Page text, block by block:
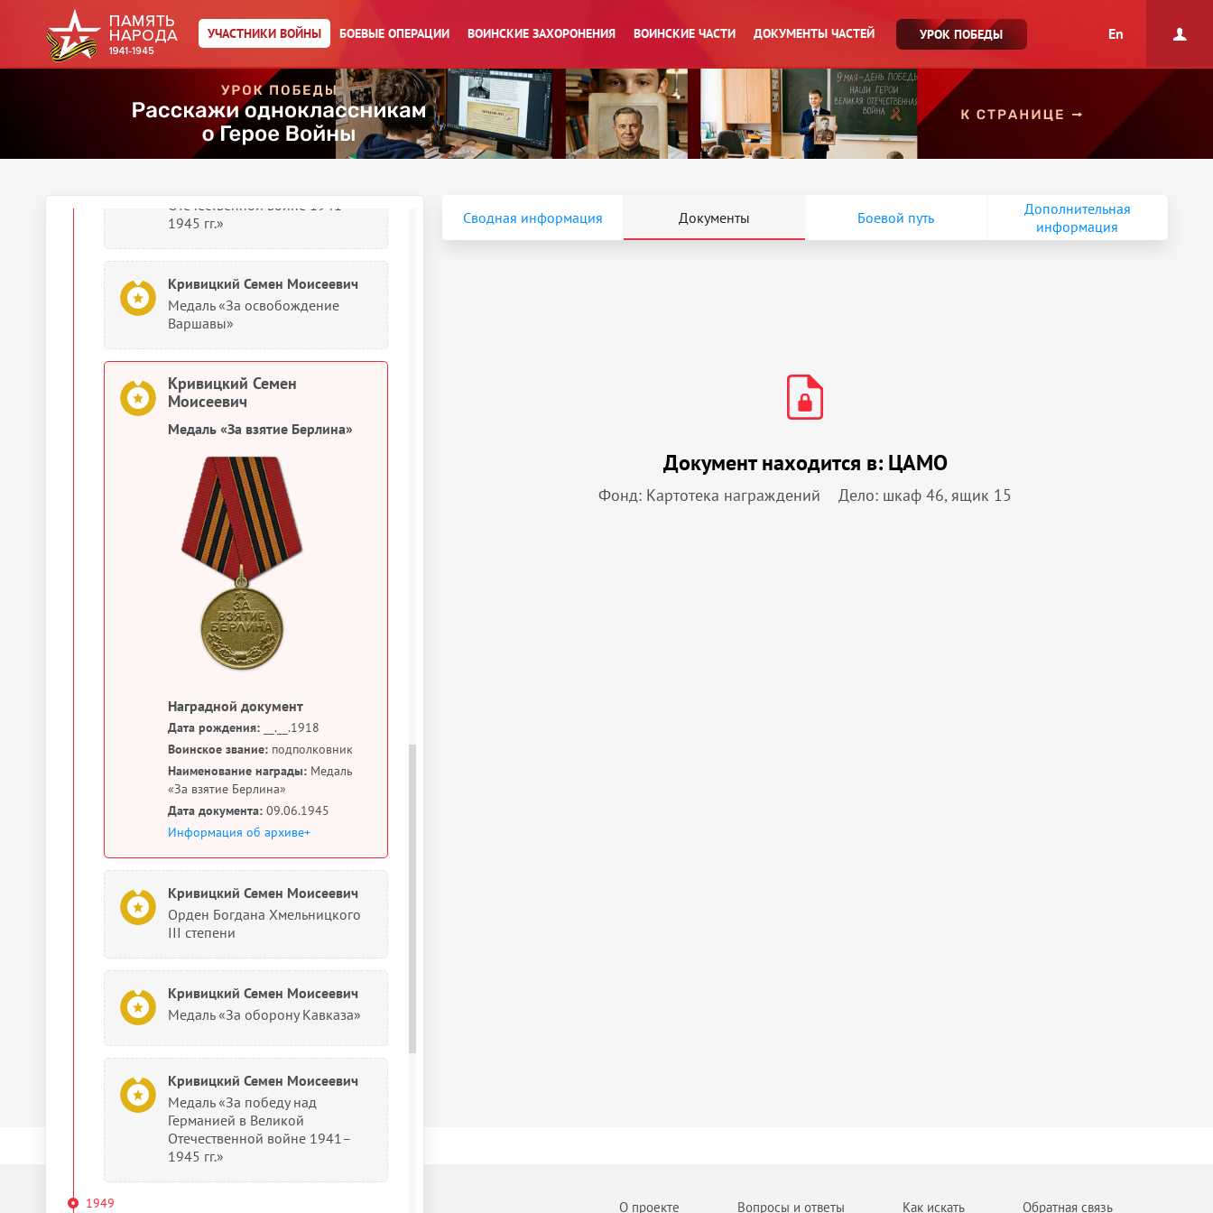
УЧАСТНИКИ ВОЙНЫ БОЕВЫЕ ОПЕРАЦИИ ВОИНСКИЕ ЗАХОРОНЕНИЯ ВОИНСКИЕ ЧАСТИ ДОКУМЕНТЫ ЧАСТЕЙ УРОК ПОБЕДЫ En
Картотека награждений
Кривицкий Семен Моисеевич
Отечественной войне 1941–
1945 гг.»
Кривицкий Семен Моисеевич
Медаль «За освобождение
Варшавы»
Кривицкий Семен
Моисеевич
Медаль «За взятие Берлина»
Наградной документ
Дата рождения: __.__.1918
Воинское звание: подполковник
Наименование награды: Медаль
«За взятие Берлина»
Дата документа: 09.06.1945
Информация об архиве+
Кривицкий Семен Моисеевич
Орден Богдана Хмельницкого
III степени
Кривицкий Семен Моисеевич
Медаль «За оборону Кавказа»
Кривицкий Семен Моисеевич
Медаль «За победу над
Германией в Великой
Отечественной войне 1941–
1945 гг.»
1949
Сводная информация Документы Боевой путь
Дополнительная
информация
Документ находится в: ЦАМО
Фонд: Картотека награждений Дело: шкаф 46, ящик 15
О проекте Вопросы и ответы Как искать Обратная связь